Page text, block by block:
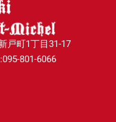
戸町1丁目31-17
801-6066